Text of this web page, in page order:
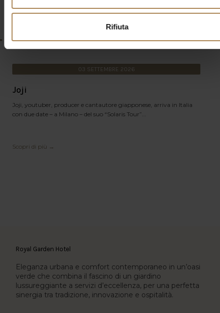
Rifiuta
03 SETTEMBRE 2026
Joji
Joji, youtuber, producer e cantautore giapponese, arriva in Italia
con due date – a Milano – del suo “Solaris Tour”...
Scopri di più →
Royal Garden Hotel
Eleganza urbana e comfort contemporaneo in un’oasi
verde che combina il fascino di un giardino
lussureggiante a servizi d’eccellenza, per una perfetta
sinergia tra tradizione, innovazione e ospitalità.